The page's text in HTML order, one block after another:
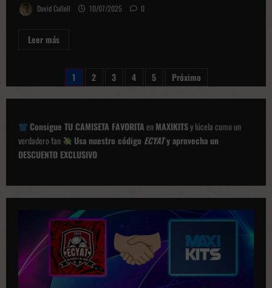
David Cullell 10/07/2025 0
Leer másLeer
Girona
presenta
su
para
esta
temporada
Paginación
de
1 2 3 4 5 Próximo
Consigue TU CAMISETA FAVORITAenMAXIKITSy lúcela como un
verdadero fan
Usa nuestro código ECYATy aprovecha un
DESCUENTO EXCLUSIVO